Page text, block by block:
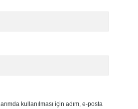
kullanılması için adım, e-posta